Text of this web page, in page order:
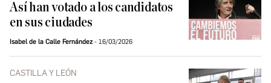
Así han votado a los candidatos
en sus ciudades
Isabel de la Calle Fernández 16/03/2026
CASTILLA Y LEÓN